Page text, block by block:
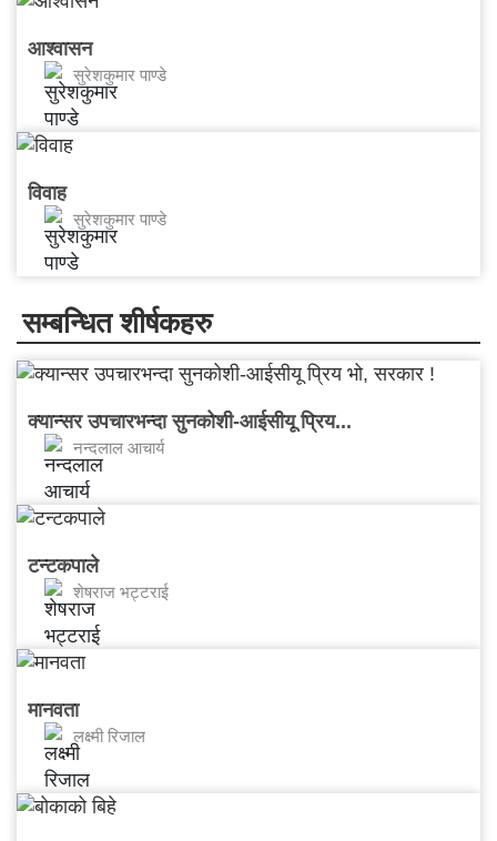
आश्वासन
सुरेशकुमार पाण्डे
विवाह
सुरेशकुमार पाण्डे
सम्बन्धित शीर्षकहरु
​क्यान्सर उपचारभन्दा सुनकोशी-आईसीयू प्रिय...
नन्दलाल आचार्य
टन्टकपाले
शेषराज भट्टराई
मानवता
लक्ष्मी रिजाल